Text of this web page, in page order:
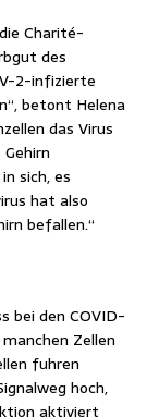
Charité-
des
2-infizierte
betont Helena
das Virus
sich, es
hat also
befallen.“
bei den COVID-
Zellen
fuhren
hoch,
aktiviert